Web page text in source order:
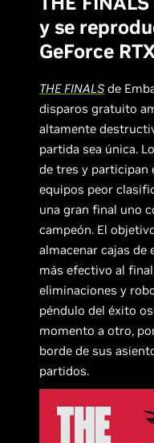
y se
GeForce
THE FINALS de
disparos gratuito
altamente
partida sea única.
de tres y participan
equipos peor
una gran final uno
campeón. El
almacenar cajas de
más efectivo al
eliminaciones y
péndulo del éxito
momento a otro,
borde de sus
partidos.